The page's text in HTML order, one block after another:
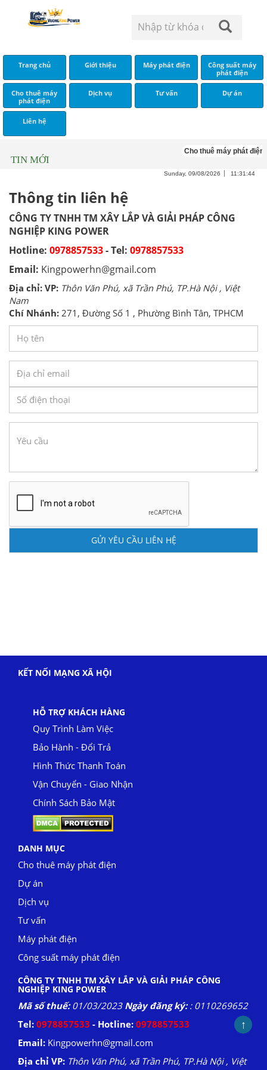
Trang chủ Giới thiệu Máy phát điện
Công suất máy
phát điện
Cho thuê máy
phát điện
Dịch vụ Tư vấn Dự án
Liên hệ
TIN MỚI
Cho thuê máy phát điện
Sunday, 09/08/2026 11:31:44
Thông tin liên hệ
CÔNG TY TNHH TM XÂY LẮP VÀ GIẢI PHÁP CÔNG
NGHIỆP KING POWER
Hotline: 0978857533- Tel: 0978857533
Email: Kingpowerhn@gmail.com
Địa chỉ: VP: Thôn Văn Phú, xã Trần Phú, TP.Hà Nội , Việt
Nam
Chí Nhánh: 271, Đường Số 1 , Phường Bình Tân, TPHCM
GỬI YÊU CẦU LIÊN HỆ
KẾT NỐI MẠNG XÃ HỘI
HỖ TRỢ KHÁCH HÀNG
Quy Trình Làm Việc
Bảo Hành - Đổi Trả
Hình Thức Thanh Toán
Vận Chuyển - Giao Nhận
Chính Sách Bảo Mật
DANH MỤC
Cho thuê máy phát điện
Dự án
Dịch vụ
Tư vấn
Máy phát điện
Công suất máy phát điện
CÔNG TY TNHH TM XÂY LẮP VÀ GIẢI PHÁP CÔNG
NGHIỆP KING POWER
Mã số thuế:01/03/2023Ngày đăng ký:: 0110269652
Tel: 0978857533 - Hotline: 0978857533
Email: Kingpowerhn@gmail.com
Địa chỉ VP: Thôn Văn Phú, xã Trần Phú, TP.Hà Nội , Việt
↑